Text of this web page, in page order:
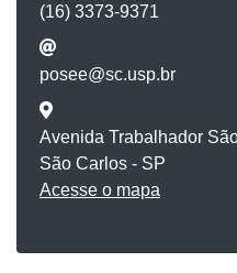
(16) 3373-9371
posee@sc.usp.br
Avenida Trabalhador
São Carlos - SP
Acesse o mapa